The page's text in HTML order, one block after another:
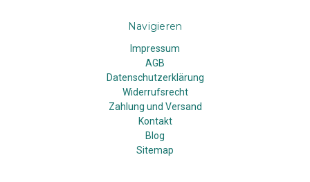
Navigieren
Impressum
AGB
Datenschutzerklärung
Widerrufsrecht
Zahlung und Versand
Kontakt
Blog
Sitemap